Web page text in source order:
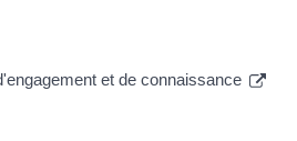
et de connaissance